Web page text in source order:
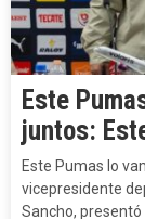
Este
juntos:
Este Pumas lo
vicepresidente
Sancho,